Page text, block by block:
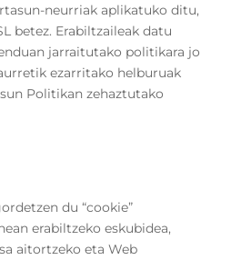
neurriak aplikatuko ditu,
betez. Erabiltzaileak datu
jarraitutako politikara jo
ezarritako helburuak
Politikan zehaztutako
du “cookie”
erabiltzeko eskubidea,
aitortzeko eta Web